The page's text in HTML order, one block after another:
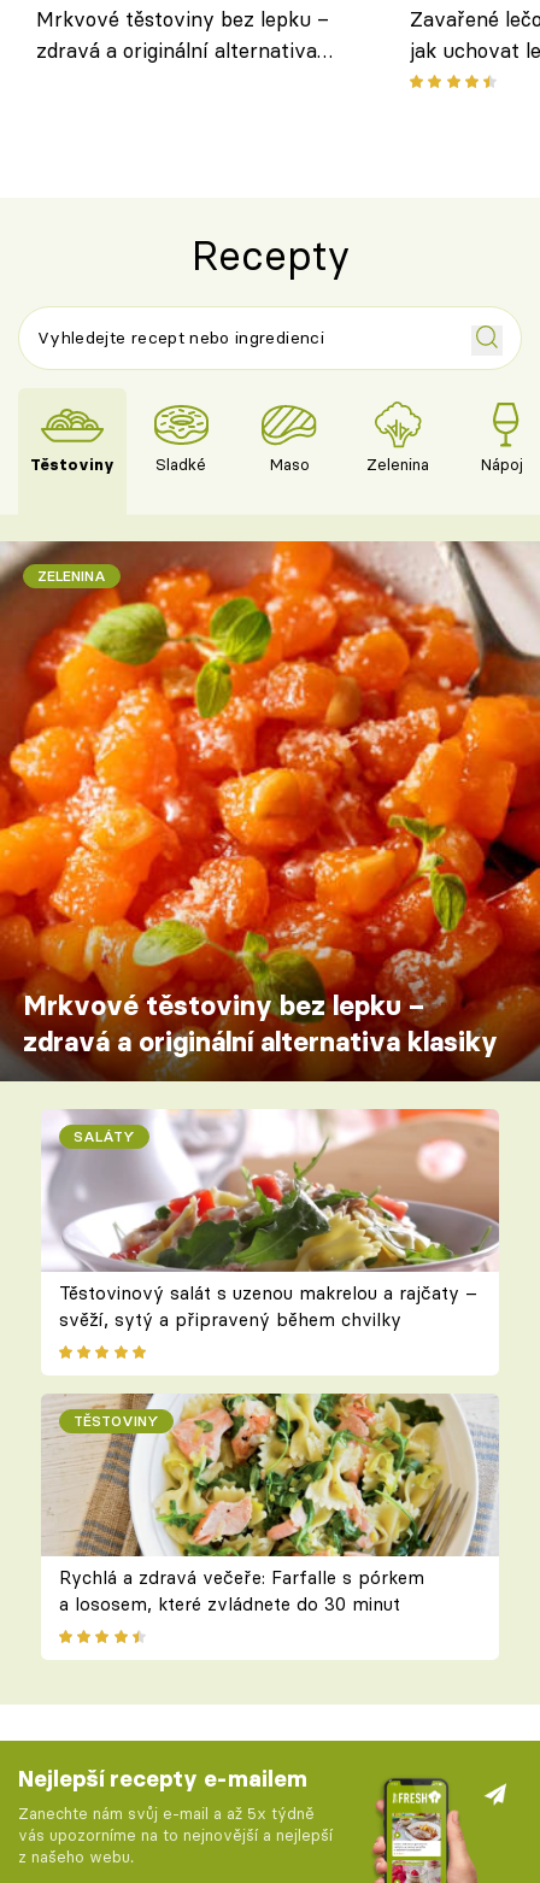
Mrkvové těstoviny bez lepku –
zdravá a originální alternativa
Zavařené
jak uchovat
Recepty
Těstoviny Sladké Maso Zelenina Nápoje
ZELENINA
Mrkvové těstoviny bez lepku –
zdravá a originální alternativa klasiky
SALÁTY
Těstovinový salát s uzenou makrelou a rajčaty –
svěží, sytý a připravený během chvilky
TĚSTOVINY
Rychlá a zdravá večeře: Farfalle s pórkem
a lososem, které zvládnete do 30 minut
Nejlepší recepty e-mailem
Zanechte nám svůj e-mail a až 5x týdně
vás upozorníme na to nejnovější a nejlepší
z našeho webu.